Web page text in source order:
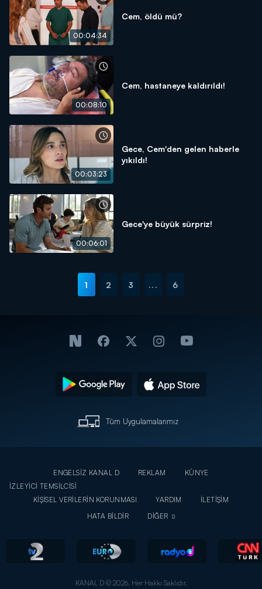
00:04:34
Cem, öldü mü?
00:08:10
Cem, hastaneye kaldırıldı!
00:03:23
Gece, Cem'den gelen haberle
yıkıldı!
00:06:01
Gece'ye büyük sürpriz!
1 2 3 ... 6
Tüm Uygulamalarımız
ENGELSİZ KANAL D REKLAM
KÜNYE
İZLEYİCİ TEMSİLCİSİ
KİŞİSEL VERİLERİN KORUNMASI
YARDIM
İLETİŞİM
HATA BİLDİR
DİĞER
KANAL D © 2026. Her Hakkı Saklıdır.